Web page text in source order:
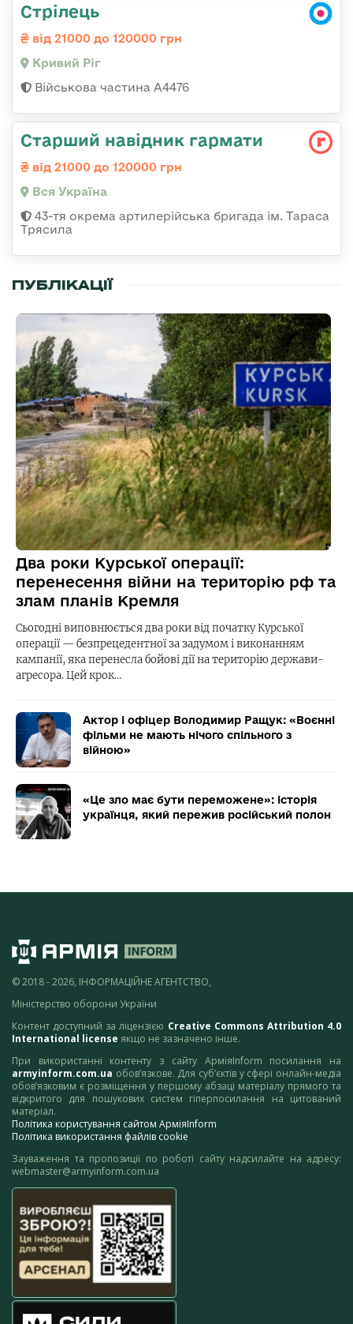
Стрілець
від 21000 до 120000 грн
Кривий Ріг
Військова частина А4476
Старший навідник гармати
від 21000 до 120000 грн
Вся Україна
43-тя окрема артилерійська бригада ім. Тараса
Трясила
ПУБЛІКАЦІЇ
Два роки Курської операції:
перенесення війни на територію рф та
злам планів Кремля
Сьогодні виповнюється два роки від початку Курської
операції — безпрецедентної за задумом і виконанням
кампанії, яка перенесла бойові дії на територію держави-
агресора. Цей крок…
Актор і офіцер Володимир Ращук: «Воєнні
фільми не мають нічого спільного з
війною»
«Це зло має бути переможене»: історія
українця, який пережив російський полон
© 2018 - 2026, ІНФОРМАЦІЙНЕ АГЕНТСТВО,
Міністерство оборони України
Контент доступний за ліцензією Creative Commons Attribution 4.0
International license якщо не зазначено інше.
При використанні контенту з сайту АрміяInform посилання на
armyinform.com.ua обов’язкове. Для суб’єктів у сфері онлайн-медіа
обов’язковим є розміщення у першому абзаці матеріалу прямого та
відкритого для пошукових систем гіперпосилання на цитований
матеріал.
Політика користування сайтом АрміяInform
Політика використання файлів cookie
Зауваження та пропозиції по роботі сайту надсилайте на адресу:
webmaster@armyinform.com.ua